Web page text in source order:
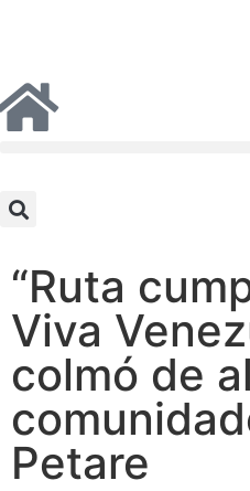
“Ruta
Viva
colmó de
Petare